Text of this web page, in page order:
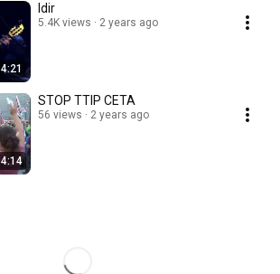
4:21
Idir
5.4K views 2 years ago
4:14
STOP TTIP CETA
56 views 2 years ago